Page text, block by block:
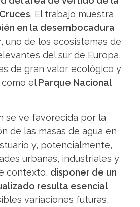
. El trabajo muestra
en la desembocadura
, uno de los ecosistemas de
del sur de Europa,
de gran valor ecológico y
el Parque Nacional
se ve favorecida por la
de las masas de agua en
y, potencialmente,
urbanas, industriales y
contexto, disponer de un
resulta esencial
variaciones futuras,